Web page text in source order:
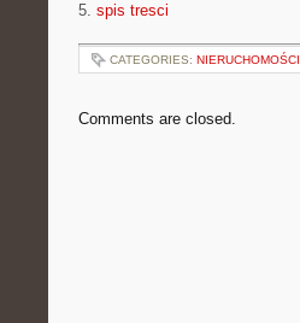
5. spis tresci
CATEGORIES: NIERUCHOMOŚCI
Comments are closed.